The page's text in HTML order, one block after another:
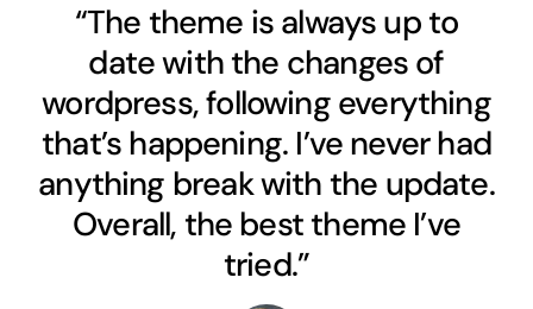
“The theme is always up to
date with the changes of
wordpress, following everything
that’s happening. I’ve never had
anything break with the update.
Overall, the best theme I’ve
tried.”